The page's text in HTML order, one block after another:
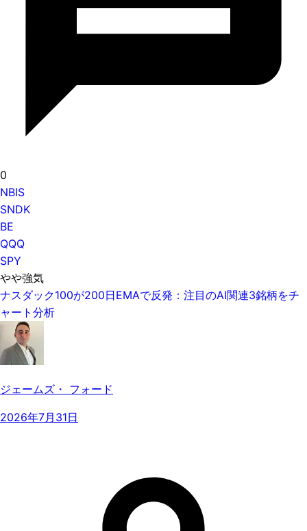
0
NBIS
SNDK
BE
QQQ
SPY
やや強気
ナスダック100が200日EMAで反発：注目のAI関連3銘柄をチ
ャート分析
ジェームズ・ フォード
2026年7月31日